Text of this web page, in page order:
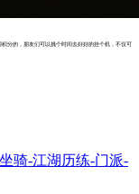
分的，朋友们可以挑个时间去好好的挂个机，不仅可
骑-江湖历练-门派-